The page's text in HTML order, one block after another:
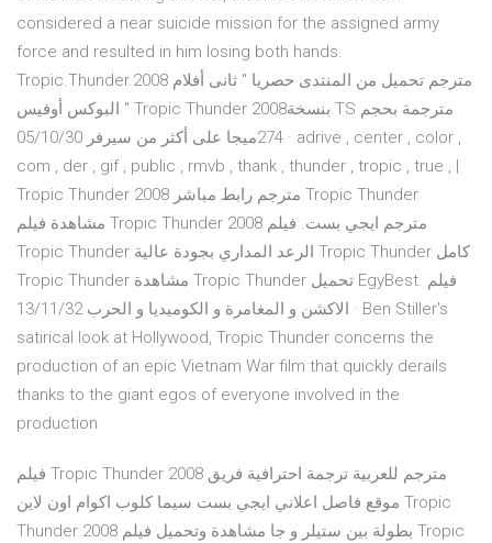
considered a near suicide mission for the assigned army
force and resulted in him losing both hands.
Tropic.Thunder.2008 مترجم تحميل من المنتدى حصريا " ثانى أفلام
البوكس أوفيس " Tropic Thunder 2008بنسخة TS مترجمة بحجم
274ميجا على أكثر من سيرفر 05/10/30 · adrive , center , color ,
com , der , gif , public , rmvb , thank , thunder , tropic , true , |
Tropic Thunder 2008 مترجم رابط مباشر Tropic Thunder
مشاهدة فيلم Tropic Thunder 2008 مترجم ايجي بست. فيلم
Tropic Thunder الرعد المداري بجودة عالية Tropic Thunder كامل
Tropic Thunder مشاهدة Tropic Thunder تحميل EgyBest. فيلم
الاكشن و المغامرة و الكوميديا و الحرب 13/11/32 · Ben Stiller's
satirical look at Hollywood, Tropic Thunder concerns the
production of an epic Vietnam War film that quickly derails
thanks to the giant egos of everyone involved in the
production
فيلم Tropic Thunder 2008 مترجم للعربية ترجمة احترافية فريق
موقع فاصل اعلاني ايجي بست سيما كلوب اكوام اون لاين Tropic
Thunder 2008 بطولة بين ستيلر و جا مشاهدة وتحميل فيلم Tropic